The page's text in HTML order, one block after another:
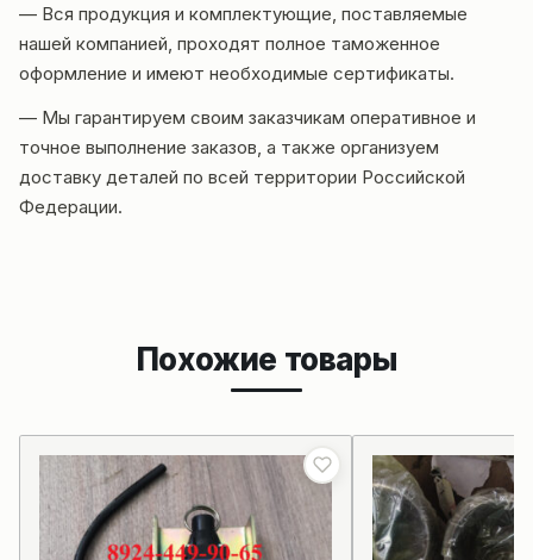
— Вся продукция и комплектующие, поставляемые
нашей компанией, проходят полное таможенное
оформление и имеют необходимые сертификаты.
— Мы гарантируем своим заказчикам оперативное и
точное выполнение заказов, а также организуем
доставку деталей по всей территории Российской
Федерации.
Похожие товары